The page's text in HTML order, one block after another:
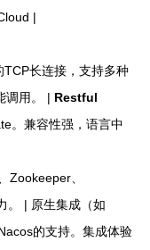
|
TCP长连接，支持多种
调用。 | Restful
。兼容性强，语言中
Zookeeper、
。 | 原生集成（如
的支持。集成体验